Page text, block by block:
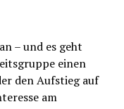
– und es geht
einen
den Aufstieg auf
am